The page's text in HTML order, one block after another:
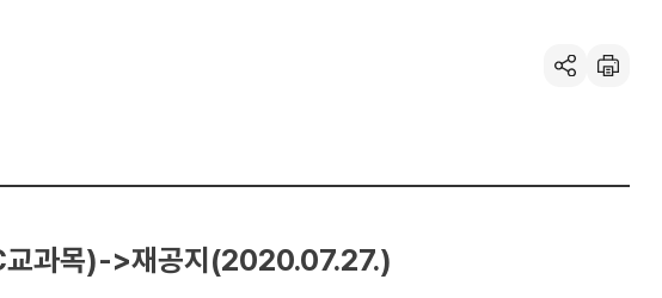
공유하기
인
교과목)->재공지(2020.07.27.)